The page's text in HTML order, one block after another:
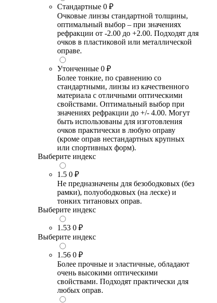
Стандартные 0 ₽
Очковые линзы стандартной толщины,
оптимальный выбор – при значениях
рефракции от -2.00 до +2.00. Подходят для
очков в пластиковой или металлической
оправе.
Утонченные 0 ₽
Более тонкие, по сравнению со
стандартными, линзы из качественного
материала с отличными оптическими
свойствами. Оптимальный выбор при
значениях рефракции до +/- 4.00. Могут
быть использованы для изготовления
очков практически в любую оправу
(кроме оправ нестандартных крупных
или спортивных форм).
Выберите индекс
1.5 0 ₽
Не предназначены для безободковых (без
рамки), полуободковых (на леске) и
тонких титановых оправ.
Выберите индекс
1.53 0 ₽
Выберите индекс
1.56 0 ₽
Более прочные и эластичные, обладают
очень высокими оптическими
свойствами. Подходят практически для
любых оправ.